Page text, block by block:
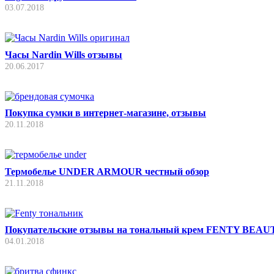
03.07.2018
Часы Nardin Wills отзывы
20.06.2017
Покупка сумки в интернет-магазине, отзывы
20.11.2018
Термобелье UNDER ARMOUR честный обзор
21.11.2018
Покупательские отзывы на тональный крем FENTY
04.01.2018